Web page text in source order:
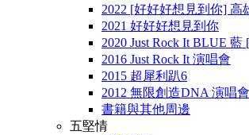
2022 [好好好想見到你] 高
2021 好好好想見到你
2020 Just Rock It BLUE 藍
2016 Just Rock It 演唱會
2015 超犀利趴6
2012 無限創造DNA 演唱
書籍與其他周邊
五堅情